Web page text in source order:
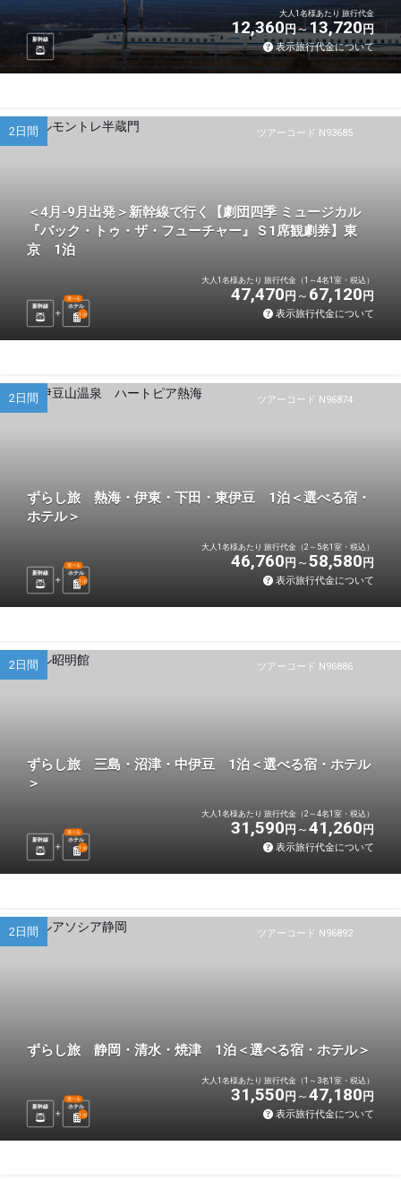
新幹線
大人1名様あたり 旅行代金
12,360円 13,720円
表示旅行代金について
ツアーコード N93685
2日間
＜4月-9月出発＞新幹線で行く【劇団四季 ミュージカル
『バック・トゥ・ザ・フューチャー』Ｓ1席観劇券】東
京 1泊
新幹線 ホテル
選べる
1 泊
大人1名様あたり 旅行代金（1～4名1室・税込）
47,470 円 67,120 円
表示旅行代金について
ツアーコード N96874
2日間
ずらし旅 熱海・伊東・下田・東伊豆 1泊＜選べる宿・
ホテル＞
新幹線 ホテル
選べる
1 泊
大人1名様あたり 旅行代金（2～5名1室・税込）
46,760 円 58,580 円
表示旅行代金について
ツアーコード N96886
2日間
ずらし旅 三島・沼津・中伊豆 1泊＜選べる宿・ホテル
＞
新幹線 ホテル
選べる
1 泊
大人1名様あたり 旅行代金（2～4名1室・税込）
31,590 円 41,260 円
表示旅行代金について
ツアーコード N96892
2日間
ずらし旅 静岡・清水・焼津 1泊＜選べる宿・ホテル＞
新幹線 ホテル
選べる
1 泊
大人1名様あたり 旅行代金（1～3名1室・税込）
31,550 円 47,180 円
表示旅行代金について